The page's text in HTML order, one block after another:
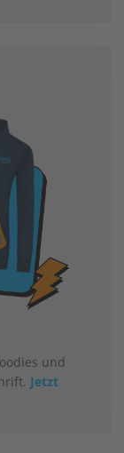
und
Jetzt